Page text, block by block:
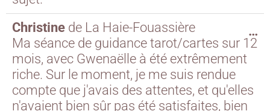
Christine de La Haie-Fouassière
Ma séance de guidance tarot/cartes sur 12
mois, avec Gwenaëlle à été extrêmement
riche. Sur le moment, je me suis rendue
compte que j'avais des attentes, et qu'elles
n'avaient bien sûr pas été satisfaites, bien
…